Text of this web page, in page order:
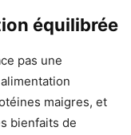
équilibrée
pas une
maigres, et
bienfaits de